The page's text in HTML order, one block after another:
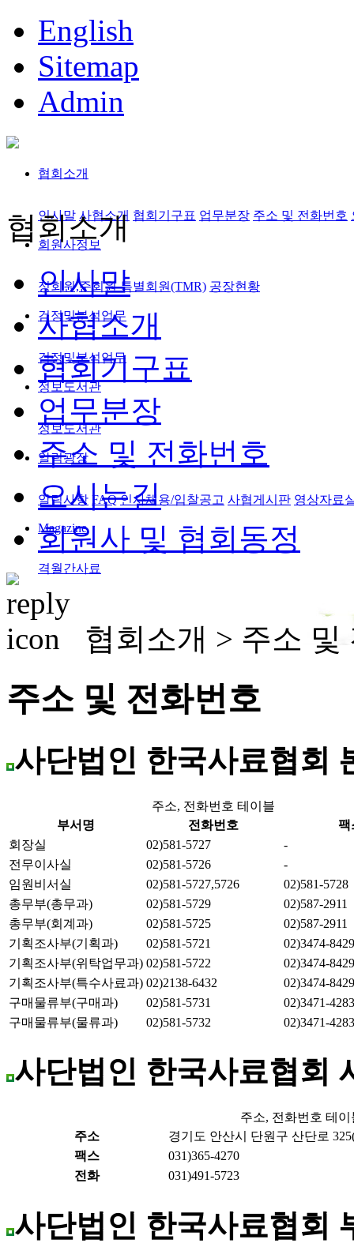
English
Sitemap
Admin
협회소개
인사말 사협소개 협회기구표 업무분장 주소 및 전화번호
회원사정보
정회원,준회원 특별회원(TMR) 공장현황
검정및분석업무
검정및분석업무
정보도서관
정보도서관
알림광장
알림사항 FAQ 인사채용/입찰공고 사협게시판 영상자료
Magazine
격월간사료
협회소개
인사말
사협소개
협회기구표
업무분장
주소 및 전화번호
오시는길
회원사 및 협회동정
협회소개 > 주소 및
주소 및 전화번호
사단법인 한국사료협회
주소, 전화번호 테이블
부서명
전화번호
팩
회장실
02)581-5727
-
전무이사실
02)581-5726
-
임원비서실
02)581-5727,5726
02)581-5728
총무부(총무과)
02)581-5729
02)587-2911
총무부(회계과)
02)581-5725
02)587-2911
기획조사부(기획과)
02)581-5721
02)3474-8429
기획조사부(위탁업무과) 02)581-5722
02)3474-8429
기획조사부(특수사료과) 02)2138-6432
02)3474-8429
구매물류부(구매과)
02)581-5731
02)3471-4283
구매물류부(물류과)
02)581-5732 02)3471-4283
사단법인 한국사료협회
주소, 전화번호 테이
주소
경기도 안산시 단원구 산단로
팩스
031)365-4270
전화
031)491-5723
사단법인 한국사료협회